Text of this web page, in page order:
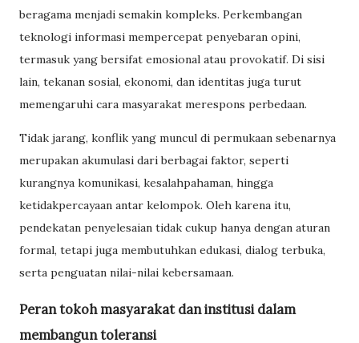
beragama menjadi semakin kompleks. Perkembangan
teknologi informasi mempercepat penyebaran opini,
termasuk yang bersifat emosional atau provokatif. Di sisi
lain, tekanan sosial, ekonomi, dan identitas juga turut
memengaruhi cara masyarakat merespons perbedaan.
Tidak jarang, konflik yang muncul di permukaan sebenarnya
merupakan akumulasi dari berbagai faktor, seperti
kurangnya komunikasi, kesalahpahaman, hingga
ketidakpercayaan antar kelompok. Oleh karena itu,
pendekatan penyelesaian tidak cukup hanya dengan aturan
formal, tetapi juga membutuhkan edukasi, dialog terbuka,
serta penguatan nilai-nilai kebersamaan.
Peran tokoh masyarakat dan institusi dalam
membangun toleransi